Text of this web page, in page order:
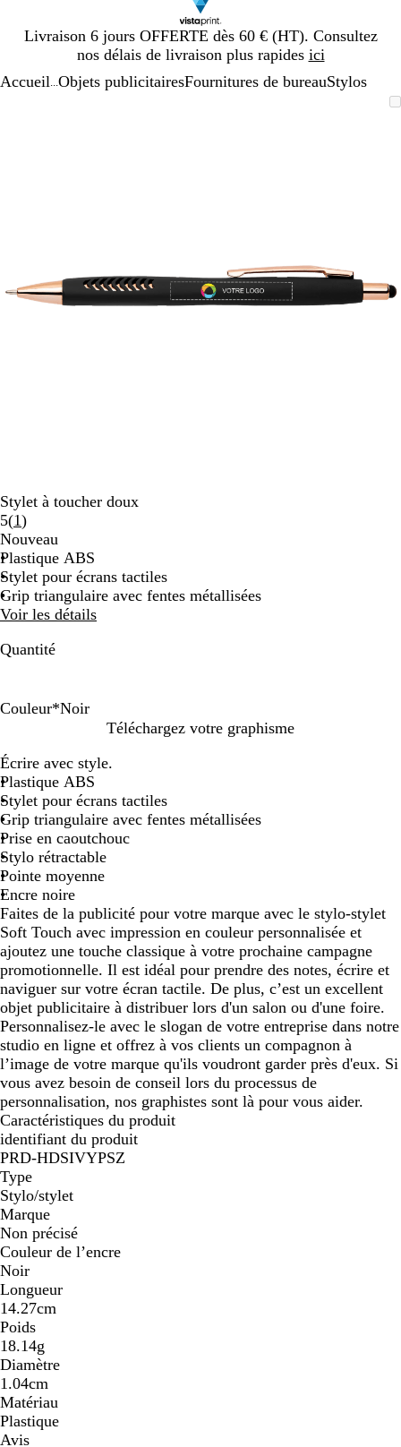
Livraison 6 jours OFFERTE dès 60 € (HT). Consultez
nos délais de livraison plus rapides ici
Diapositive
1
Accueil Objets publicitairesFournitures de bureauStylos
touches
fléchées
Stylet à toucher doux
5(1Lire
les
1
avis
)
Nouveau
Plastique ABS
Stylet pour écrans tactiles
Grip triangulaire avec fentes métallisées
Voir les détails
Quantité
Couleur*Noir
i
r
r
t
r
d
e
a
u
x
e
u
m
a
r
i
n
e
Téléchargez votre graphisme
Écrire avec style.
Plastique ABS
Stylet pour écrans tactiles
Grip triangulaire avec fentes métallisées
Prise en caoutchouc
Stylo rétractable
Pointe moyenne
Encre noire
Faites de la publicité pour votre marque avec le stylo-stylet
Soft Touch avec impression en couleur personnalisée et
ajoutez une touche classique à votre prochaine campagne
promotionnelle. Il est idéal pour prendre des notes, écrire et
naviguer sur votre écran tactile. De plus, c’est un excellent
objet publicitaire à distribuer lors d'un salon ou d'une foire.
Personnalisez-le avec le slogan de votre entreprise dans notre
studio en ligne et offrez à vos clients un compagnon à
l’image de votre marque qu'ils voudront garder près d'eux. Si
vous avez besoin de conseil lors du processus de
personnalisation, nos graphistes sont là pour vous aider.
Caractéristiques du produit
identifiant du produit
PRD-HDSIVYPSZ
Type
Stylo/stylet
Marque
Non précisé
Couleur de l’encre
Noir
Longueur
14.27cm
Poids
18.14g
Diamètre
1.04cm
Matériau
Plastique
Avis